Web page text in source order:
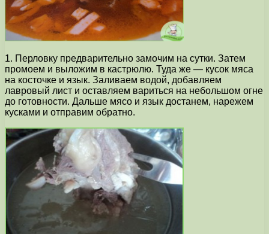
1. Перловку предварительно замочим на сутки. Затем
промоем и выложим в кастрюлю. Туда же — кусок мяса
на косточке и язык. Заливаем водой, добавляем
лавровый лист и оставляем вариться на небольшом огне
до готовности. Дальше мясо и язык достанем, нарежем
кусками и отправим обратно.